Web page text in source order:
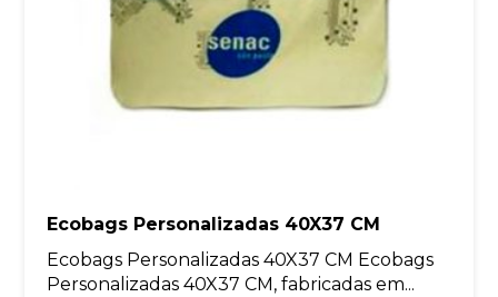
Ecobags Personalizadas 40X37 CM
Ecobags Personalizadas 40X37 CM Ecobags
Personalizadas 40X37 CM, fabricadas em...